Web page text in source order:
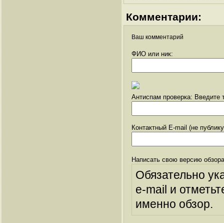
Комментарии:
Ваш комментарий
ФИО или ник:
Антиспам проверка: Введите
Контактный E-mail (не
Написать свою версию
Обязательно
e-mail и
именно обзор.